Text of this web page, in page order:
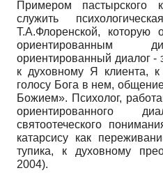
Примером пастырского
служить
Т.А.Флоренской, которую
ориентированным
ориентированный диалог -
к духовному Я клиента, к
голосу Бога в нем,
Божием». Психолог,
ориентированного
святоотеческого
катарсису как
тупика, к духовному
2004).